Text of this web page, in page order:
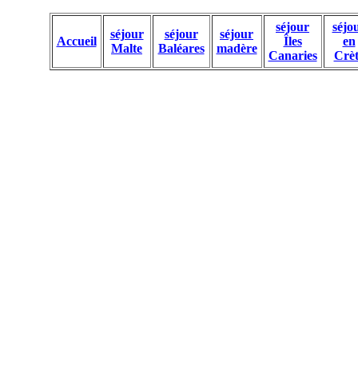
Accueil
séjour
Malte
séjour
Baléares
séjour
madère
séjour
Îles
Canaries
en